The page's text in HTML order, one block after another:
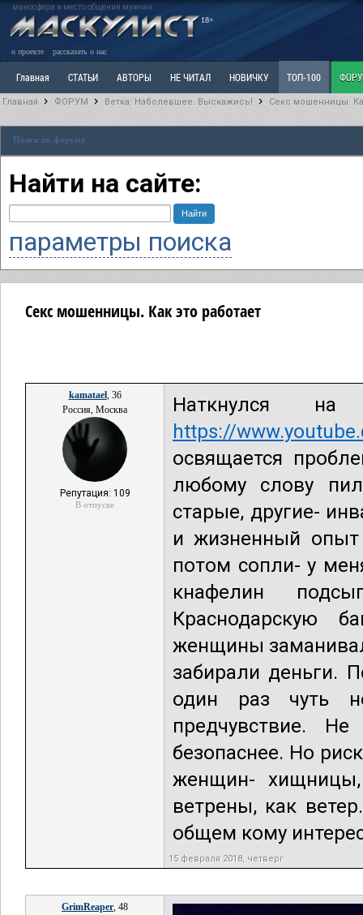
маносфера и место общения мужчин
18+
о проекте рассказать о нас
Главная СТАТЬИ АВТОРЫ НЕ ЧИТАЛ НОВИЧКУ ТОП-100
РАЗДЕЛ: Разное
Главная ФОРУМ Ветка: Наболевшее. Выскажись! Секс мошенницы.
Поиск по форуму
Найти на сайте:
параметры поиска
Секс мошенницы. Как это работает
kamatael, 36
Россия, Москва
Репутация: 109
В отпуске
Наткнулся
https://
освящается
любому слову
старые, другие-
и жизненный опыт
потом сопли- у
кнафелин
Краснодарскую
женщины
забирали деньги.
один раз чуть
предчувствие.
безопаснее. Но
женщин-
ветрены, как
общем кому
15 февраля 2018, четверг
GrimReaper, 48